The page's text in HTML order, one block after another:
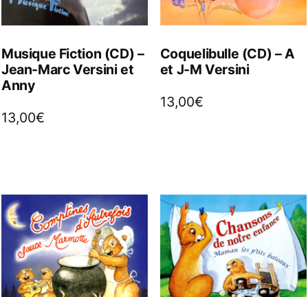
Musique Fiction (CD) –
Jean-Marc Versini et
Anny
13,00€
Coquelibulle (CD) – A
et J-M Versini
13,00€